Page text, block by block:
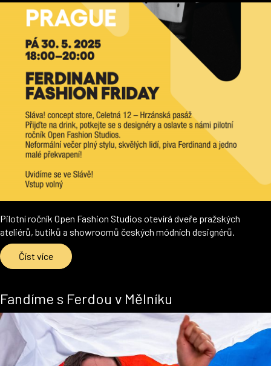
Pilotní ročník Open Fashion Studios otevírá dveře pražských
ateliérů, butiků a showroomů českých módních designérů.
Číst více
Fandíme s Ferdou v Mělníku